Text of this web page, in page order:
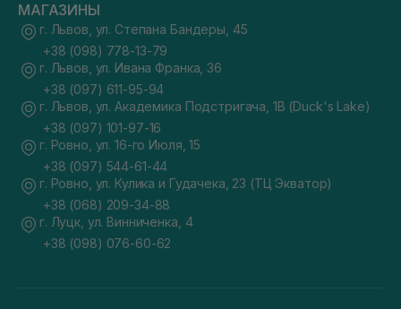
МАГАЗИНЫ
г. Львов, ул. Степана Бандеры, 45
+38 (098) 778-13-79
г. Львов, ул. Ивана Франка, 36
+38 (097) 611-95-94
г. Львов, ул. Академика Подстригача, 1В (Duck's Lake)
+38 (097) 101-97-16
г. Ровно, ул. 16-го Июля, 15
+38 (097) 544-61-44
г. Ровно, ул. Кулика и Гудачека, 23 (ТЦ Экватор)
+38 (068) 209-34-88
г. Луцк, ул. Винниченка, 4
+38 (098) 076-60-62